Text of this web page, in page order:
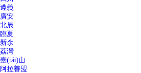
遵義
廣安
北辰
臨夏
新余
荔灣
臺(tái)山
阿拉善盟